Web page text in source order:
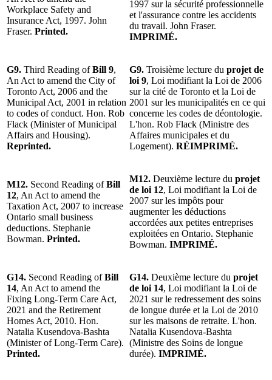
Workplace Safety and
Insurance Act, 1997. John
Fraser. Printed.
1997 sur la sécurité professionnelle
et l'assurance contre les accidents
du travail. John Fraser.
IMPRIMÉ.
G9. Third Reading ofBill 9,
An Act to amend the City of
Toronto Act, 2006 and the
Municipal Act, 2001 in relation
to codes of conduct. Hon. Rob
Flack (Minister of Municipal
Affairs and Housing).
Reprinted.
G9. Troisième lecture du projet de
loi 9, Loi modifiant la Loi de 2006
sur la cité de Toronto et la Loi de
2001 sur les municipalités en ce qui
concerne les codes de déontologie.
L'hon. Rob Flack (Ministre des
Affaires municipales et du
Logement). RÉIMPRIMÉ.
M12. Second Reading ofBill
12, An Act to amend the
Taxation Act, 2007 to increase
Ontario small business
deductions. Stephanie
Bowman. Printed.
M12. Deuxième lecture du projet
de loi 12, Loi modifiant la Loi de
2007 sur les impôts pour
augmenter les déductions
accordées aux petites entreprises
exploitées en Ontario. Stephanie
Bowman. IMPRIMÉ.
G14. Second Reading ofBill
14, An Act to amend the
Fixing Long-Term Care Act,
2021 and the Retirement
Homes Act, 2010. Hon.
Natalia Kusendova-Bashta
(Minister of Long-Term Care).
Printed.
G14. Deuxième lecture du projet
de loi 14, Loi modifiant la Loi de
2021 sur le redressement des soins
de longue durée et la Loi de 2010
sur les maisons de retraite. L'hon.
Natalia Kusendova-Bashta
(Ministre des Soins de longue
durée). IMPRIMÉ.